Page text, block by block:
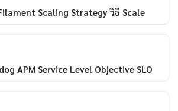
Scaling Strategy วิธี Scale
APM Service Level Objective SLO